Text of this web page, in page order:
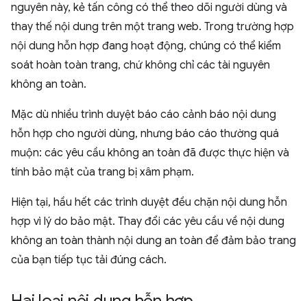
nguyên này, kẻ tấn công có thể theo dõi người dùng và
thay thế nội dung trên một trang web. Trong trường hợp
nội dung hỗn hợp đang hoạt động, chúng có thể kiểm
soát hoàn toàn trang, chứ không chỉ các tài nguyên
không an toàn.
Mặc dù nhiều trình duyệt báo cáo cảnh báo nội dung
hỗn hợp cho người dùng, nhưng báo cáo thường quá
muộn: các yêu cầu không an toàn đã được thực hiện và
tính bảo mật của trang bị xâm phạm.
Hiện tại, hầu hết các trình duyệt đều chặn nội dung hỗn
hợp vì lý do bảo mật. Thay đổi các yêu cầu về nội dung
không an toàn thành nội dung an toàn để đảm bảo trang
của bạn tiếp tục tải đúng cách.